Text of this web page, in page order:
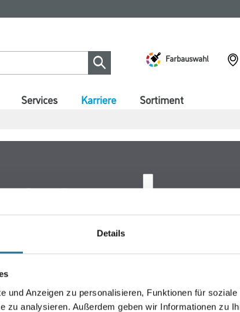
Details
und Anzeigen zu personalisieren, Funktionen für
zu analysieren. Außerdem geben wir Informationen zu
Farbauswahl
Services Karriere Sortiment